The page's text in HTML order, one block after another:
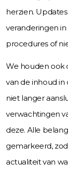
herzien.
veranderingen
procedures of
We houden ook
van de inhoud in
niet langer
verwachtingen
deze. Alle
gemarkeerd,
actualiteit van